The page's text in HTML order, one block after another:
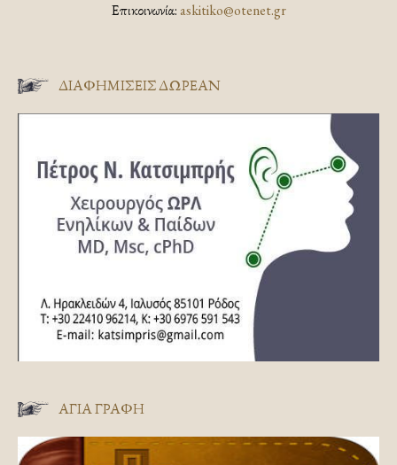
Επικοινωνία:askitiko@otenet.gr
ΔΙΑΦΗΜΊΣΕΙΣ ΔΩΡΕΆΝ
ΑΓΊΑ ΓΡΑΦΉ